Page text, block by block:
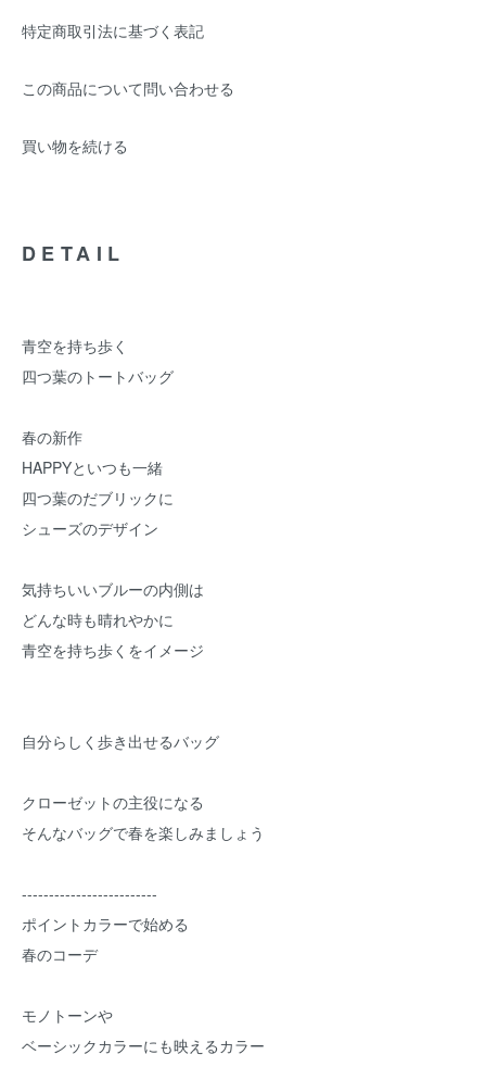
特定商取引法に基づく表記
この商品について問い合わせる
買い物を続ける
DETAIL
青空を持ち歩く
四つ葉のトートバッグ
春の新作
HAPPYといつも一緒
四つ葉のだブリックに
シューズのデザイン
気持ちいいブルーの内側は
どんな時も晴れやかに
青空を持ち歩くをイメージ
自分らしく歩き出せるバッグ
クローゼットの主役になる
そんなバッグで春を楽しみましょう
-------------------------
ポイントカラーで始める
春のコーデ
モノトーンや
ベーシックカラーにも映えるカラー